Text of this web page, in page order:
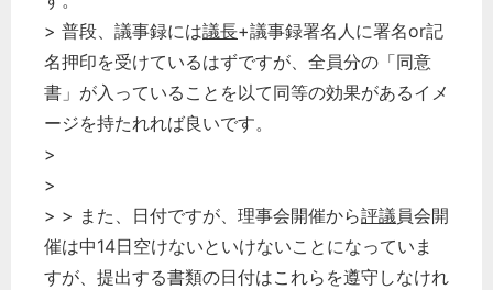
> 普段、議事録には議長+議事録署名人に署名or記
名押印を受けているはずですが、全員分の「同意
書」が入っていることを以て同等の効果があるイメ
ージを持たれれば良いです。
>
>
> > また、日付ですが、理事会開催から評議員会開
催は中14日空けないといけないことになっていま
すが、提出する書類の日付はこれらを遵守しなけれ